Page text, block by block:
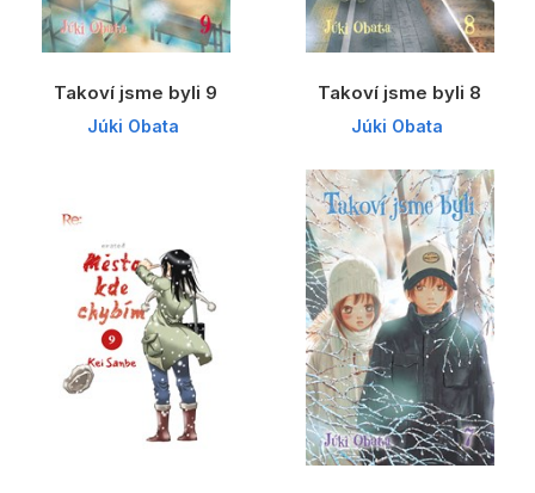
Takoví jsme byli 9
Júki Obata
Takoví jsme byli 8
Júki Obata